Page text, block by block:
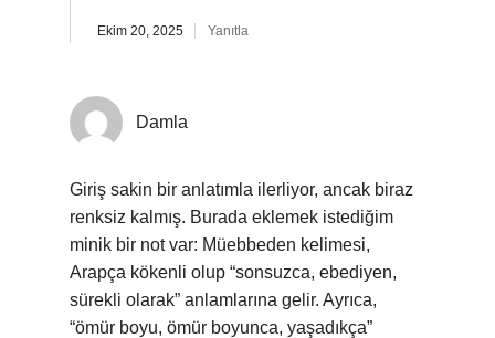
Ekim 20, 2025 Yanıtla
Damla
Giriş sakin bir anlatımla ilerliyor, ancak biraz
renksiz kalmış. Burada eklemek istediğim
minik bir not var: Müebbeden kelimesi,
Arapça kökenli olup “sonsuzca, ebediyen,
sürekli olarak” anlamlarına gelir. Ayrıca,
“ömür boyu, ömür boyunca, yaşadıkça”